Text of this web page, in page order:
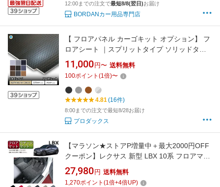
12:00までの注文で最短8/8(翌日)お届け
BORDANカー用品専門店
【 フロアパネル カーゴキット オプション】 フ
ロアシート ｜スプリットタイプ ソリッドタイ
プ カスタム フロアパネル ハードフロア 重歩行
長尺シート クッションフロア 滑り止め 床板 床
張りキットフロアマット 荷室 ポンリューム 内
装 ハイエース キャラバン プロダックス
11,000 円〜 送料無料
100ポイント (1倍)〜
4.81(16件)
8:00までの注文で最短8/28お届け
プロダックス
【マラソン★ストアP増量中＋最大2000円OFF
クーポン】レクサス 新型 LBX 10系 フロアマッ
ト ラゲッジマット（プレミアム） ゴム 防水 日
本製 空気触媒加工
27,980 円 送料無料
1,270ポイント (1倍+4倍UP)